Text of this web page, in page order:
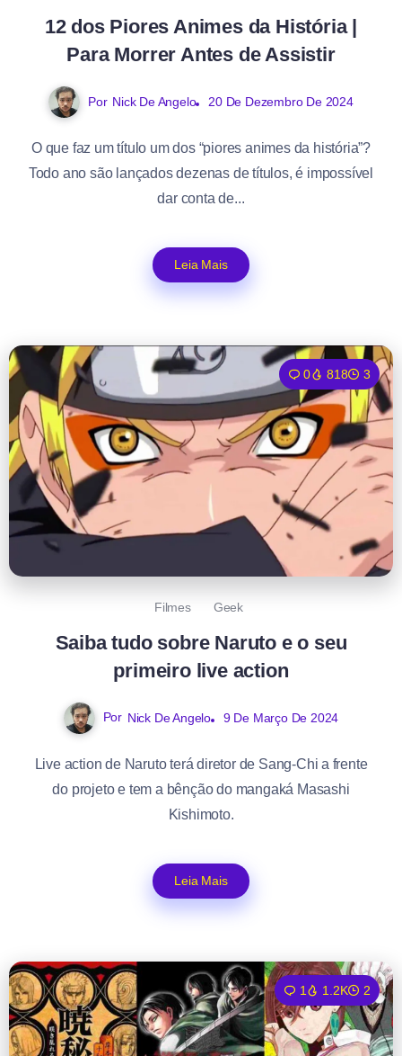
12 dos Piores Animes da História |
Para Morrer Antes de Assistir
Por Nick De Angelo 20 De Dezembro De 2024
O que faz um título um dos “piores animes da história”?
Todo ano são lançados dezenas de títulos, é impossível
dar conta de...
Leia Mais
0 818 3
Filmes Geek
Saiba tudo sobre Naruto e o seu
primeiro live action
Por Nick De Angelo 9 De Março De 2024
Live action de Naruto terá diretor de Sang-Chi a frente
do projeto e tem a bênção do mangaká Masashi
Kishimoto.
Leia Mais
1 1.2K 2